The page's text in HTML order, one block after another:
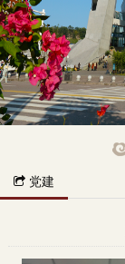
党建